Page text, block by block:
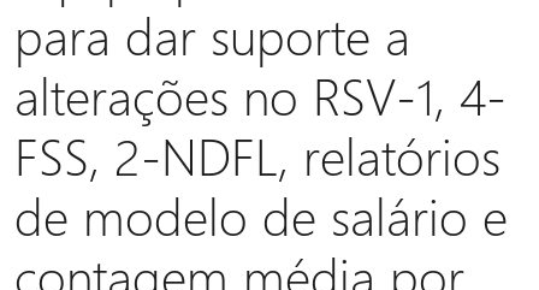
para dar suporte a
alterações no RSV-1, 4-
FSS, 2-NDFL, relatórios
de modelo de salário e
contagem média por